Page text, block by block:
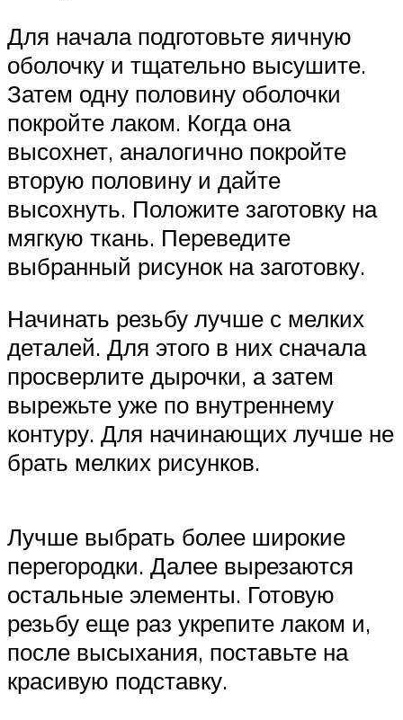
Для начала подготовьте яичную
оболочку и тщательно высушите.
Затем одну половину оболочки
покройте лаком. Когда она
высохнет, аналогично покройте
вторую половину и дайте
высохнуть. Положите заготовку на
мягкую ткань. Переведите
выбранный рисунок на заготовку.
Начинать резьбу лучше с мелких
деталей. Для этого в них сначала
просверлите дырочки, а затем
вырежьте уже по внутреннему
контуру. Для начинающих лучше не
брать мелких рисунков.
Лучше выбрать более широкие
перегородки. Далее вырезаются
остальные элементы. Готовую
резьбу еще раз укрепите лаком и,
после высыхания, поставьте на
красивую подставку.